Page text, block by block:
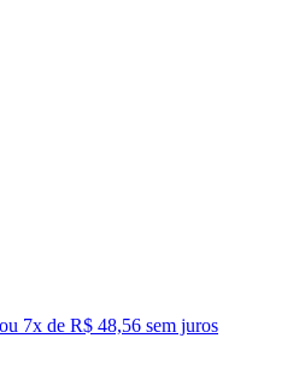
ou 7x de R$ 48,56 sem juros